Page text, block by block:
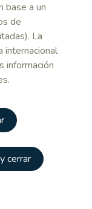
base a un
de
La
internacional
información
y cerrar
(49+47+48)
de Golf,
de aliento y
que han
Infantil,
entrega
destacó
la